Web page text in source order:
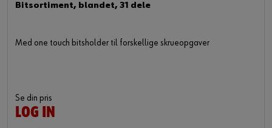
Bitsortiment, blandet, 31 dele
Med one touch bitsholder til forskellige skrueopgaver
Se din pris
LOG IN